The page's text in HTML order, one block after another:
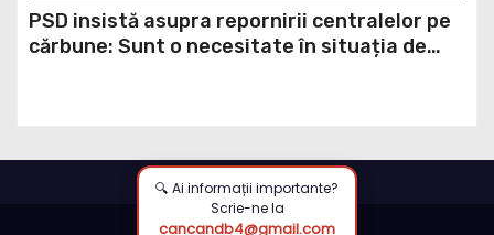
PSD insistă asupra repornirii centralelor pe
cărbune: Sunt o necesitate în situația de
🔍 Ai informații importante?
Scrie-ne la
cancandb4@gmail.com